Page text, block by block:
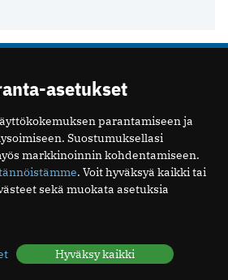
asetukset
parantamiseen ja
Suostumuksellasi
markkinoinnin kohdentamiseen.
. Voit hyväksyä kaikki tai
sekä muokata asetuksia
Hyväksy kaikki